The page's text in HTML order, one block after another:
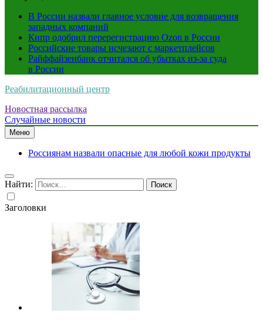
В России назвали главное условие для возвращения
западных компаний
Кипр одобрил перерегистрацию Ozon в России
Российские товары исчезают с маркетплейсов
Райффайзенбанк отчитался об убытках из-за суда
в России
Реабилитационный центр
Новостная рассылка
Случайные новости
Меню
Россиянам назвали опасные для любой кожи продукты
Найти:
Заголовки